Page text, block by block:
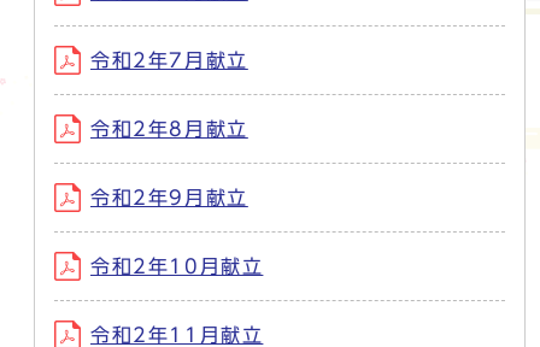
令和2年7月献立
令和2年8月献立
令和2年9月献立
令和2年10月献立
令和2年11月献立